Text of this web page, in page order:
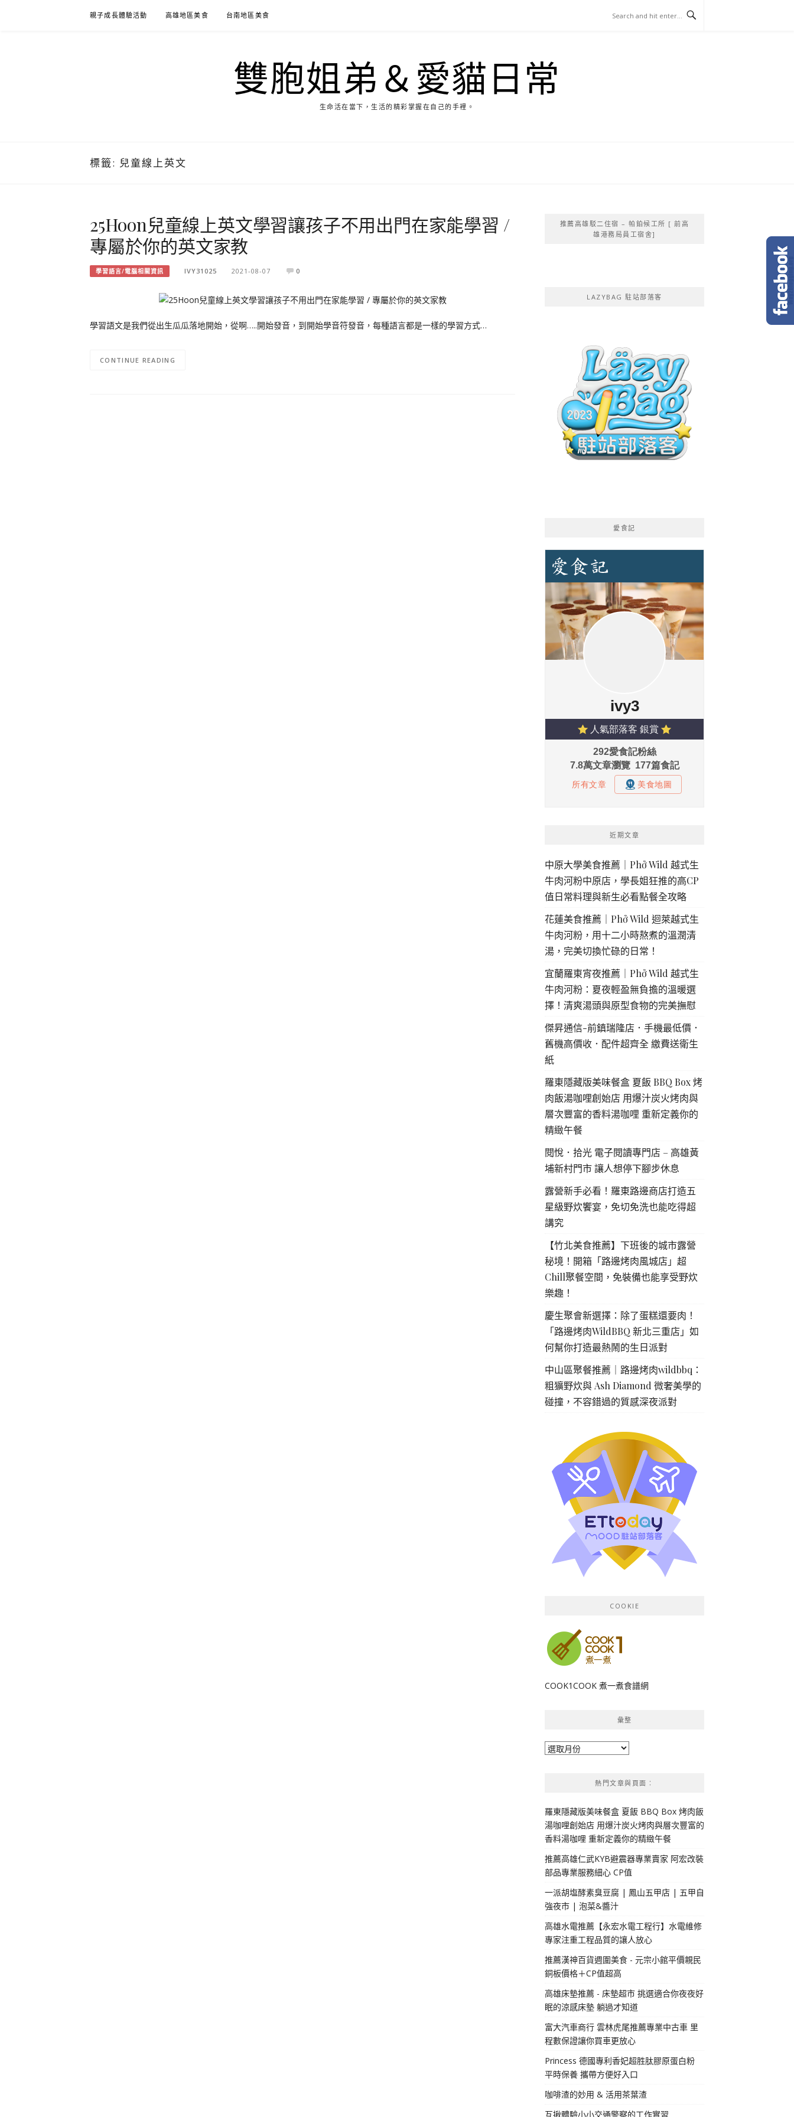
親子成長體驗活動 高雄地區美食 台南地區美食
雙胞姐弟＆愛貓日常
生命活在當下，生活的精彩掌握在自己的手裡。
標籤: 兒童線上英文
25Hoon兒童線上英文學習讓孩子不用出門在家能學習 /
專屬於你的英文家教
學習語言/電腦相關資訊 IVY31025 2021-08-07 0
學習語文是我們從出生瓜瓜落地開始，從啊…..開始發音，到開始學音符發音，每種語言都是一樣的學習方式…
CONTINUE READING
推薦高雄駁二住宿 – 帕鉑候工所 [ 前高
雄港務局員工宿舍]
LAZYBAG 駐站部落客
愛食記
近期文章
中原大學美食推薦｜Phở Wild 越式生
牛肉河粉中原店，學長姐狂推的高CP
值日常料理與新生必看點餐全攻略
花蓮美食推薦｜Phở Wild 迴萊越式生
牛肉河粉，用十二小時熬煮的溫潤清
湯，完美切換忙碌的日常！
宜蘭羅東宵夜推薦｜Phở Wild 越式生
牛肉河粉：夏夜輕盈無負擔的溫暖選
擇！清爽湯頭與原型食物的完美撫慰
傑昇通信-前鎮瑞隆店．手機最低價．
舊機高價收．配件超齊全 繳費送衛生
紙
羅東隱藏版美味餐盒 夏飯 BBQ Box 烤
肉飯湯咖哩創始店 用爆汁炭火烤肉與
層次豐富的香料湯咖哩 重新定義你的
精緻午餐
閱悅．拾光 電子閱讀專門店 – 高雄黃
埔新村門市 讓人想停下腳步休息
露營新手必看！羅東路邊商店打造五
星級野炊饗宴，免切免洗也能吃得超
講究
【竹北美食推薦】下班後的城市露營
秘境！開箱「路邊烤肉風城店」超
Chill聚餐空間，免裝備也能享受野炊
樂趣！
慶生聚會新選擇：除了蛋糕還要肉！
「路邊烤肉WildBBQ 新北三重店」如
何幫你打造最熱鬧的生日派對
中山區聚餐推薦｜路邊烤肉wildbbq：
粗獷野炊與 Ash Diamond 微奢美學的
碰撞，不容錯過的質感深夜派對
COOKIE
COOK1COOK 煮一煮食譜網
彙整
彙
熱門文章與頁面︰
羅東隱藏版美味餐盒 夏飯 BBQ Box 烤肉飯
湯咖哩創始店 用爆汁炭火烤肉與層次豐富的
香料湯咖哩 重新定義你的精緻午餐
推薦高雄仁武KYB避震器專業賣家 阿宏改裝
部品專業服務細心 CP值
一派胡塩酵素臭豆腐 | 鳳山五甲店 | 五甲自
強夜市 | 泡菜&醬汁
高雄水電推薦【永宏水電工程行】水電維修
專家注重工程品質的讓人放心
推薦漢神百貨週圍美食 - 元宗小館平價親民
銅板價格＋CP值超高
高雄床墊推薦 - 床墊超市 挑選適合你夜夜好
眠的涼感床墊 躺過才知道
富大汽車商行 雲林虎尾推薦專業中古車 里
程數保證讓你買車更放心
Princess 德國專利香妃超胜肽膠原蛋白粉
平時保養 攜帶方便好入口
咖啡渣的妙用 & 活用茶葉渣
互揪體驗小小交通警察的工作實習